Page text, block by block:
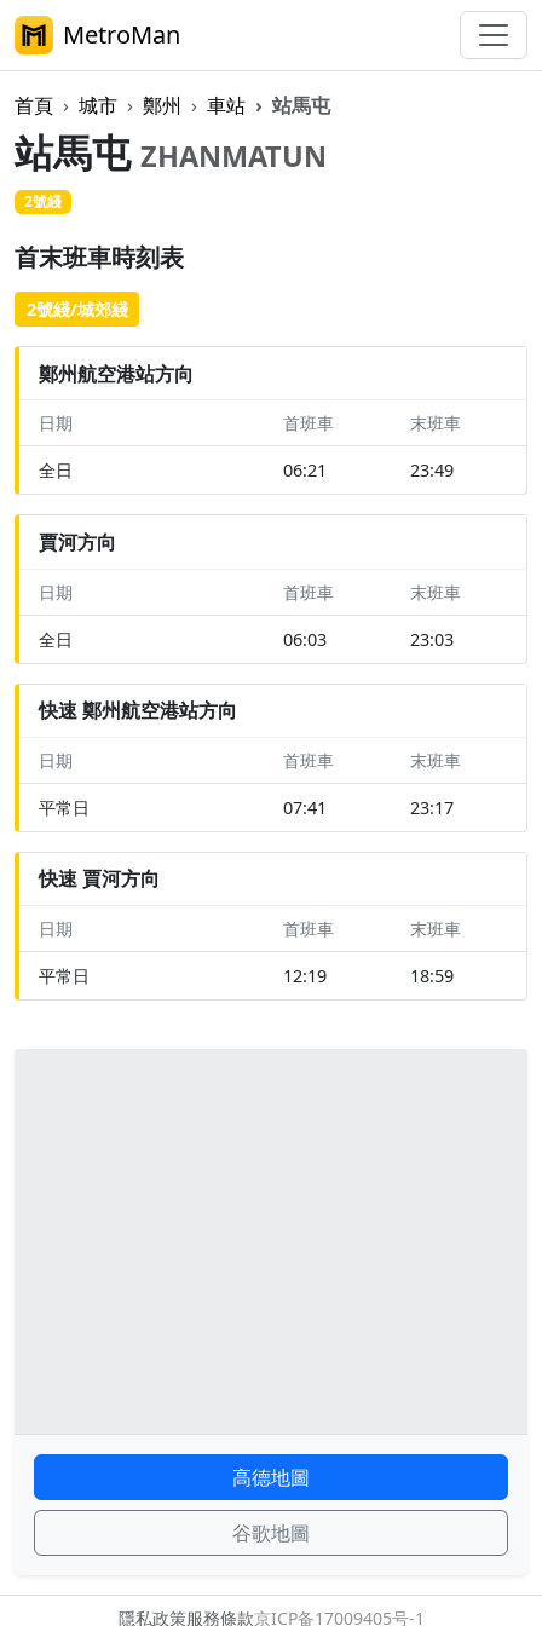
MetroMan
首頁 城市 鄭州 車站 站馬屯
站馬屯 ZHANMATUN
2號綫
首末班車時刻表
2號綫/城郊綫
鄭州航空港站方向
日期 首班車 末班車
全日 06:21 23:49
賈河方向
日期 首班車 末班車
全日 06:03 23:03
快速 鄭州航空港站方向
日期 首班車 末班車
平常日 07:41 23:17
快速 賈河方向
日期 首班車 末班車
平常日 12:19 18:59
高德地圖
谷歌地圖
隱私政策服務條款京ICP备17009405号-1